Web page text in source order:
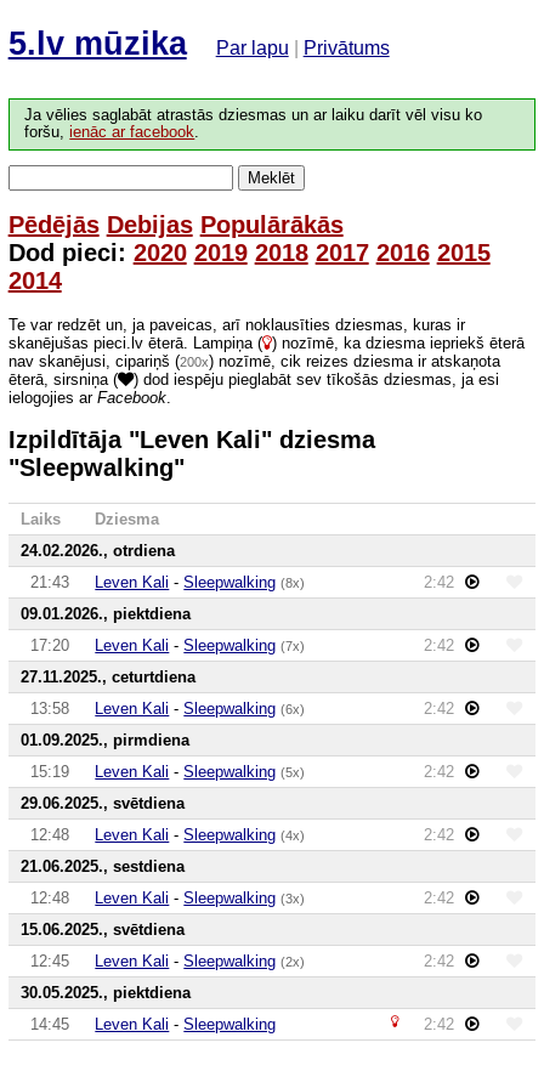
5.lv mūzika Par lapu Privātums
Ja vēlies saglabāt atrastās dziesmas un ar laiku darīt vēl visu ko
foršu,ienāc ar facebook.
Meklēt
Pēdējās Debijas Populārākās
Dod pieci: 2020 2019 2018 2017 2016 2015
2014
Te var redzēt un, ja paveicas, arī noklausīties dziesmas, kuras ir
skanējušas pieci.lv ēterā. Lampiņa ( ) nozīmē, ka dziesma iepriekš ēterā
nav skanējusi, cipariņš (200x) nozīmē, cik reizes dziesma ir atskaņota
ēterā, sirsniņa (
) dod iespēju pieglabāt sev tīkošās dziesmas, ja esi
ielogojies ar Facebook.
Izpildītāja "Leven Kali" dziesma
"Sleepwalking"
Laiks
Dziesma
24.02.2026., otrdiena
21:43
Leven Kali -Sleepwalking (8x)
2:42
09.01.2026., piektdiena
17:20
Leven Kali -Sleepwalking (7x)
2:42
27.11.2025., ceturtdiena
13:58
Leven Kali -Sleepwalking (6x)
2:42
01.09.2025., pirmdiena
15:19
Leven Kali -Sleepwalking (5x)
2:42
29.06.2025., svētdiena
12:48
Leven Kali -Sleepwalking (4x)
2:42
21.06.2025., sestdiena
12:48
Leven Kali -Sleepwalking (3x)
2:42
15.06.2025., svētdiena
12:45
Leven Kali -Sleepwalking (2x)
2:42
30.05.2025., piektdiena
14:45
Leven Kali -Sleepwalking 2:42